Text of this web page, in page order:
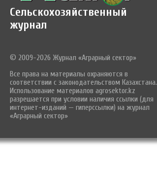
Сельскохозяйственный
журнал
© 2009-2026 Журнал «Аграрный сектор»
Все права на материалы охраняются в
соответствии с законодательством Казахстана.
Использование материалов agrosektor.kz
разрешается при условии наличия ссылки (для
интернет-изданий — гиперссылки) на журнал
«Аграрный сектор»